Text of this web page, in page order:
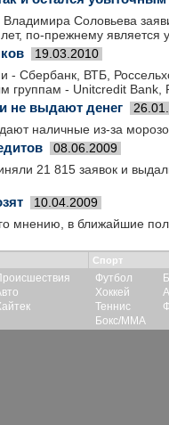
Соловьева
по-прежнему является
19.03.2010
Сбербанк, ВТБ,
- Unitcredit Bank,
не выдают денег
наличные из-за
08.06.2009
21 815 заявок и
10.04.2009
мнению, в ближайшие
Спорт
Футбол
Хоккей
Теннис
Бокс/ММА